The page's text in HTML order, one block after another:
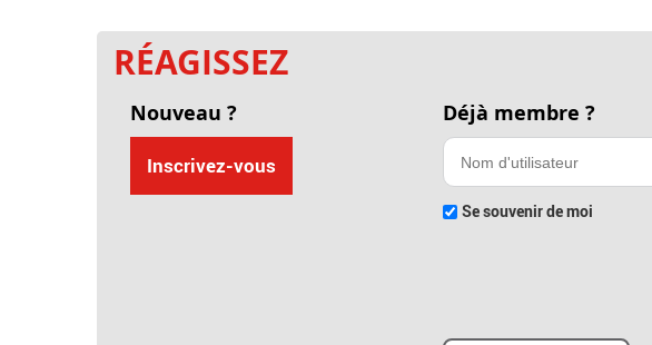
RÉAGISSEZ
Nouveau ?
Inscrivez-vous
Déjà membre ?
Se souvenir de moi